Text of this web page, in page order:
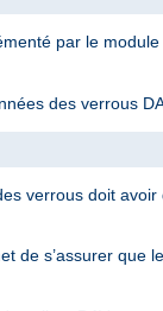
par le module
des verrous
verrous doit
de s’assurer que